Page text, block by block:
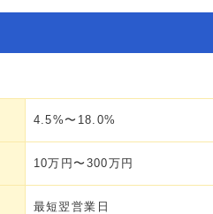
4.5%〜18.0%
10万円〜300万円
最短翌営業日